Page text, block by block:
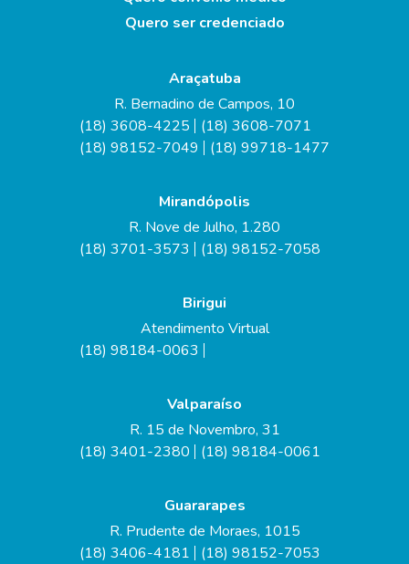
Quero ser credenciado
Araçatuba
R. Bernadino de Campos, 10
(18) 3608-4225
(18) 3608-7071
(18) 98152-7049
(18) 99718-1477
Mirandópolis
R. Nove de Julho, 1.280
(18) 3701-3573
(18) 98152-7058
Birigui
Atendimento Virtual
(18) 98184-0063
Valparaíso
R. 15 de Novembro, 31
(18) 3401-2380
(18) 98184-0061
Guararapes
R. Prudente de Moraes, 1015
(18) 3406-4181
(18) 98152-7053